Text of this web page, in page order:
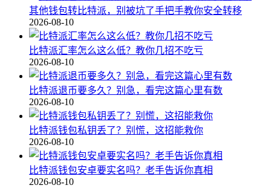
其他钱包转比特派，别被坑了手把手教你安全转移
2026-08-10
比特派汇率怎么这么低？教你几招不吃亏
2026-08-10
比特派退币要多久？别急，看完这篇心里有数
2026-08-10
比特派钱包私钥丢了？别慌，这招能救你
2026-08-10
比特派钱包安卓要实名吗？老手告诉你真相
2026-08-10